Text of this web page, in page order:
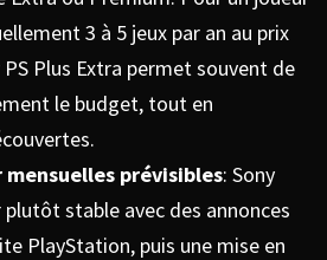
3 à 5 jeux par an au prix
Plus Extra permet souvent de
le budget, tout en
mensuelles prévisibles: Sony
stable avec des annonces
PlayStation, puis une mise en